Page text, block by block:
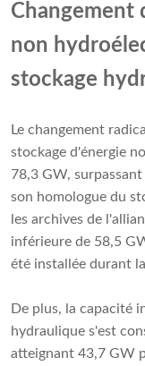
Changement
non
stockage
Le changement
stockage d'énergie
78,3 GW,
son homologue du
les archives de
inférieure de 58,5
été installée durant
De plus, la capacité
hydraulique s'est
atteignant 43,7 GW